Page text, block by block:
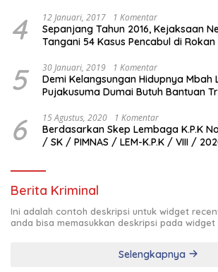
4 12 Januari, 2017 1 Komentar
Sepanjang Tahun 2016, Kejaksaan Nengri (
Tangani 54 Kasus Pencabul di Rokan
5 30 Januari, 2019 1 Komentar
Demi Kelangsungan Hidupnya Mbah
Pujakusuma Dumai Butuh Bantuan
6 15 Agustus, 2020 1 Komentar
Berdasarkan Skep Lembaga K.P.K No : 03.05.01.03 – PD
/ SK / PIMNAS / LEM-K.P.K / VIII /
Berita Kriminal
Ini adalah contoh deskripsi untuk widget
anda bisa memasukkan deskripsi pada widget
Selengkapnya